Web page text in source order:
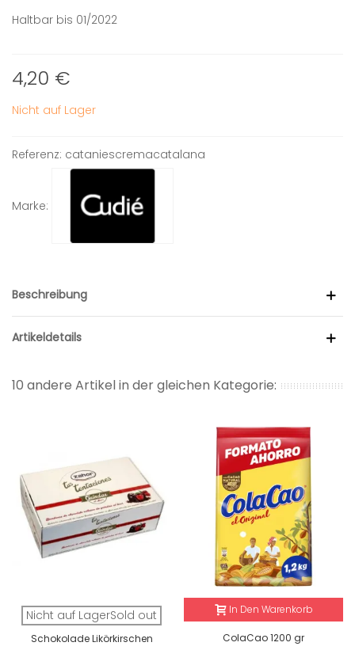
Haltbar bis 01/2022
4,20 €
Nicht auf Lager
Referenz: cataniescremacatalana
Marke:
Beschreibung
Artikeldetails
10 andere Artikel in der gleichen Kategorie:
Nicht auf LagerSold out
Schokolade Likörkirschen
In Den Warenkorb
ColaCao 1200 gr